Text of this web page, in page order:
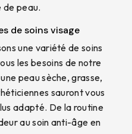
peau.
de soins visage
une variété de soins
les besoins de notre
peau sèche, grasse,
sauront vous
adapté. De la routine
au soin anti-âge en